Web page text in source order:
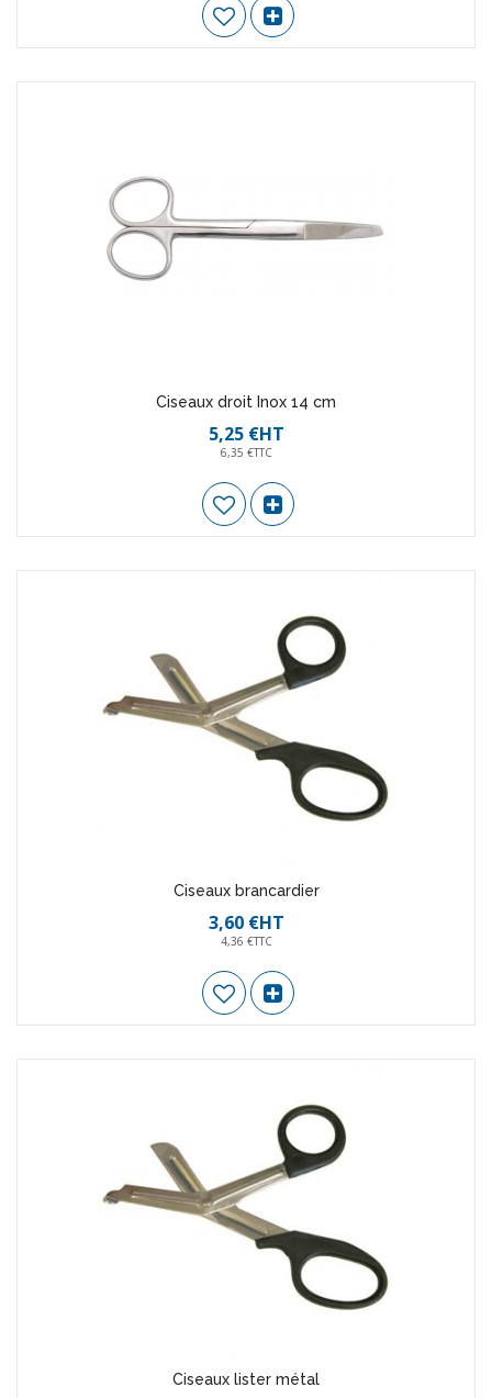
Ciseaux droit Inox 14 cm
5,25 €HT
6,35 €TTC
Ciseaux brancardier
3,60 €HT
4,36 €TTC
Ciseaux lister métal